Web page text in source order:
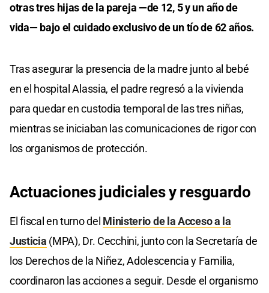
otras tres hijas de la pareja —de 12, 5 y un año de
vida— bajo el cuidado exclusivo de un tío de 62 años.
Tras asegurar la presencia de la madre junto al bebé
en el hospital Alassia, el padre regresó a la vivienda
para quedar en custodia temporal de las tres niñas,
mientras se iniciaban las comunicaciones de rigor con
los organismos de protección.
Actuaciones judiciales y resguardo
El fiscal en turno del Ministerio de la Acceso a la
Justicia (MPA), Dr. Cecchini, junto con la Secretaría de
los Derechos de la Niñez, Adolescencia y Familia,
coordinaron las acciones a seguir. Desde el organismo